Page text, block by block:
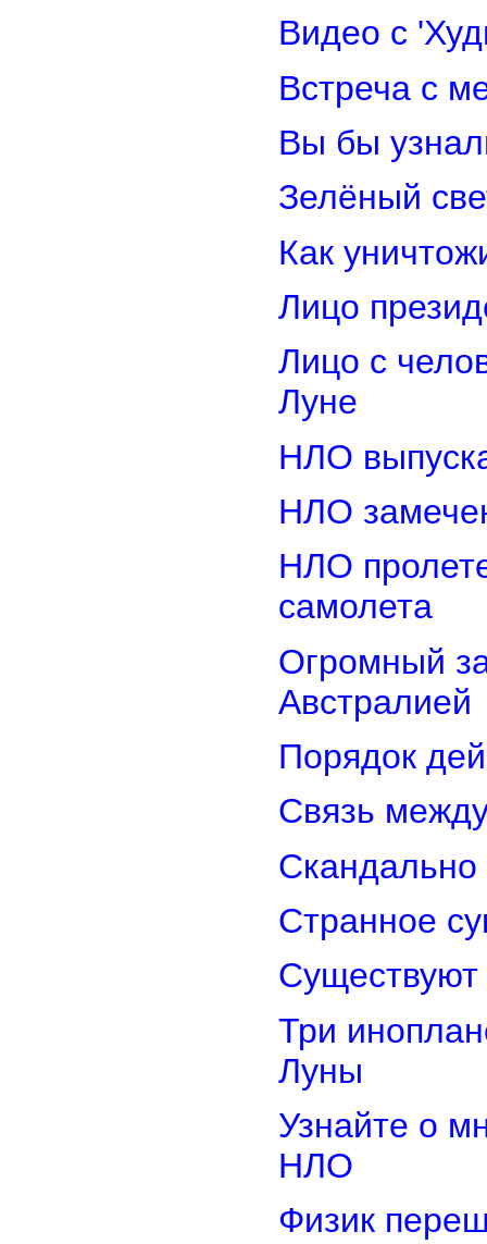
Видео с
Встреча с
Вы бы
Зелёный
Как
Лицо
Лицо с
Луне
НЛО
НЛО
НЛО
самолета
Огромный
Австралией
Порядок
Связь
Странное
Три
Луны
Узнайте о
НЛО
Физик